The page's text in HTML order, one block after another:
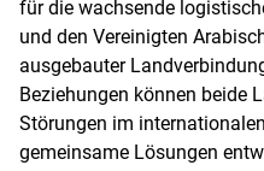
für die wachsende
und den Vereinigten
ausgebauter
Beziehungen können beide
Störungen im
gemeinsame Lösungen